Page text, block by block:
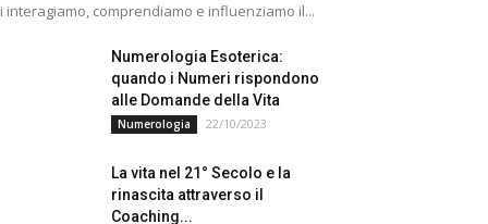
interagiamo, comprendiamo e influenziamo il...
Numerologia Esoterica:
quando i Numeri rispondono
alle Domande della Vita
Numerologia 22/10/2023
La vita nel 21° Secolo e la
rinascita attraverso il
Coaching...